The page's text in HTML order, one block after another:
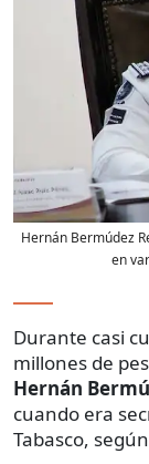
Hernán Bermúdez
en
Durante casi
millones de
Hernán
cuando era
Tabasco,